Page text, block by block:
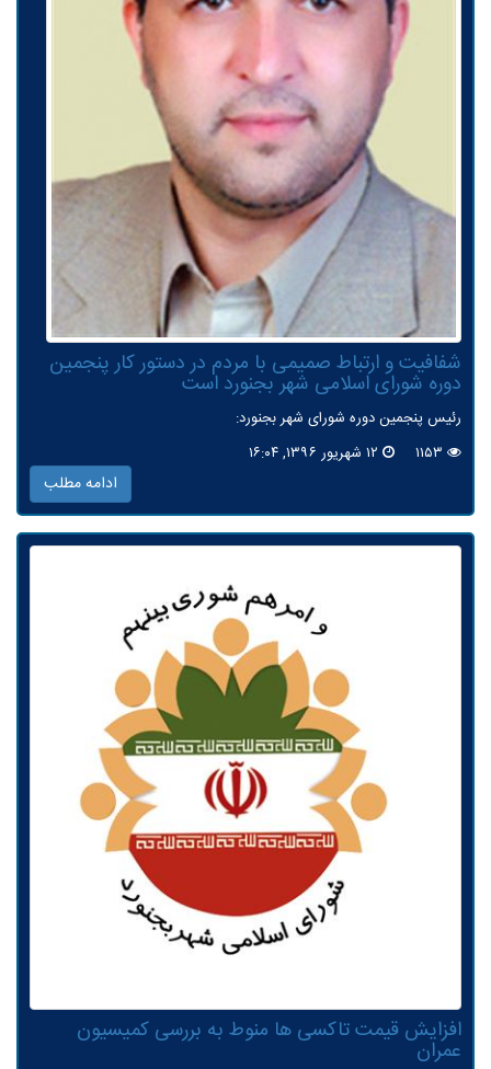
شفافیت و ارتباط صمیمی با مردم در دستور كار پنجمین
دوره شورای اسلامی شهر بجنورد است
رئیس پنجمین دوره شورای شهر بجنورد:
ادامه مطلب
افزایش قیمت تاكسی ها منوط به بررسی كمیسیون
عمران